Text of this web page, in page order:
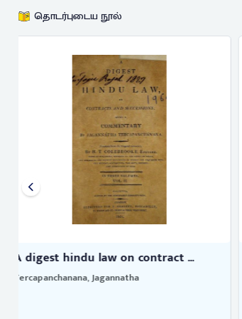
தொடர்புடைய நூல்
A Digest hindu law on contract ...